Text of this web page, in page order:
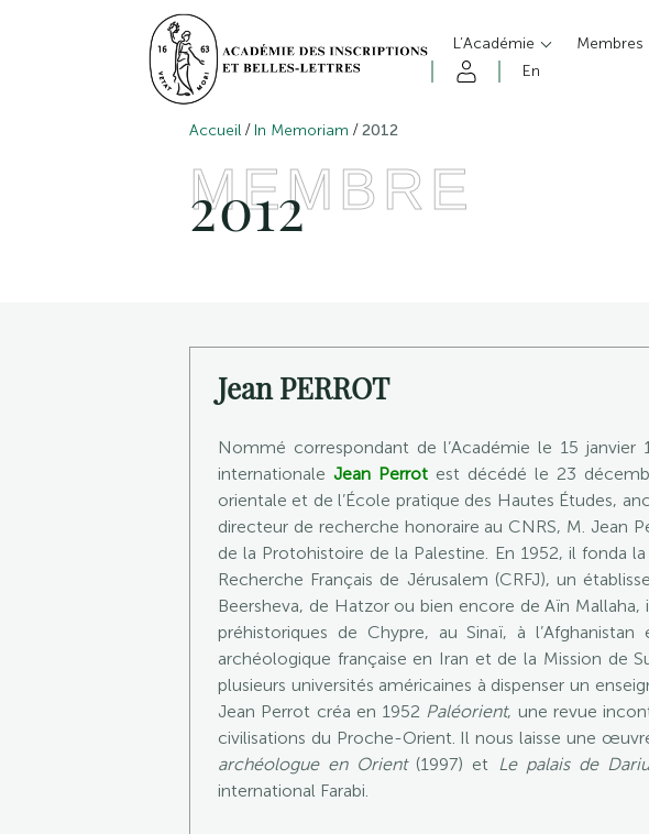
L’Académie Membres
En
Accueil / In Memoriam /2012
MEMBRE
2012
Jean PERROT
Nommé correspondant de l’Académie le 15
internationaleJean Perrot est décédé le 23
orientale et de l’École pratique des Hautes Études,
directeur de recherche honoraire au CNRS, M.
de la Protohistoire de la Palestine. En 1952, il fonda
Recherche Français de Jérusalem (CRFJ), un
Beersheva, de Hatzor ou bien encore de Aïn
préhistoriques de Chypre, au Sinaï, à
archéologique française en Iran et de la Mission de
plusieurs universités américaines à dispenser un
Jean Perrot créa en 1952 Paléorient, une revue
civilisations du Proche-Orient. Il nous laisse une
archéologue en Orient(1997) et Le palais de
international Farabi.